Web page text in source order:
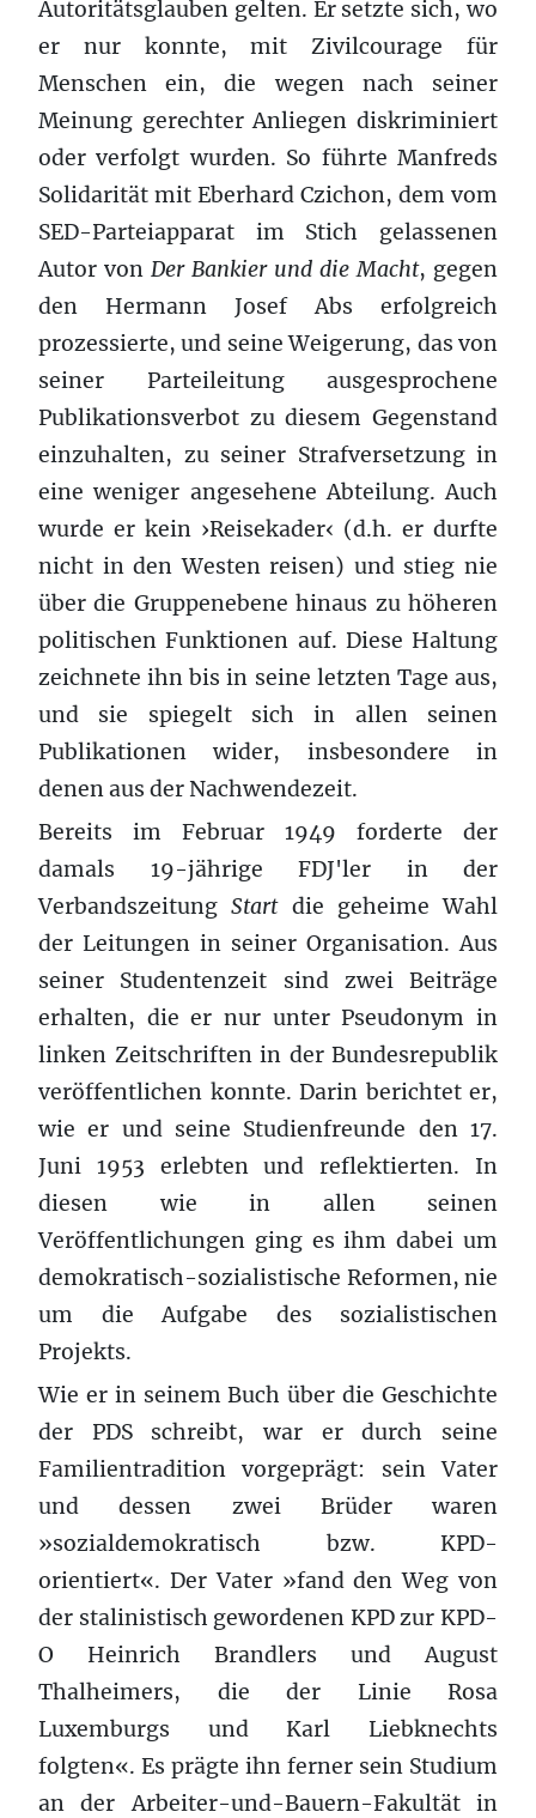
Autoritätsglauben gelten. Er setzte sich, wo
er nur konnte, mit Zivilcourage für
Menschen ein, die wegen nach seiner
Meinung gerechter Anliegen diskriminiert
oder verfolgt wurden. So führte Manfreds
Solidarität mit Eberhard Czichon, dem vom
SED-Parteiapparat im Stich gelassenen
Autor von Der Bankier und die Macht, gegen
den Hermann Josef Abs erfolgreich
prozessierte, und seine Weigerung, das von
seiner Parteileitung ausgesprochene
Publikationsverbot zu diesem Gegenstand
einzuhalten, zu seiner Strafversetzung in
eine weniger angesehene Abteilung. Auch
wurde er kein ›Reisekader‹ (d.h. er durfte
nicht in den Westen reisen) und stieg nie
über die Gruppenebene hinaus zu höheren
politischen Funktionen auf. Diese Haltung
zeichnete ihn bis in seine letzten Tage aus,
und sie spiegelt sich in allen seinen
Publikationen wider, insbesondere in
denen aus der Nachwendezeit.
Bereits im Februar 1949 forderte der
damals 19-jährige FDJ'ler in der
VerbandszeitungStartdie geheime Wahl
der Leitungen in seiner Organisation. Aus
seiner Studentenzeit sind zwei Beiträge
erhalten, die er nur unter Pseudonym in
linken Zeitschriften in der Bundesrepublik
veröffentlichen konnte. Darin berichtet er,
wie er und seine Studienfreunde den 17.
Juni 1953 erlebten und reflektierten. In
diesen wie in allen seinen
Veröffentlichungen ging es ihm dabei um
demokratisch-sozialistische Reformen, nie
um die Aufgabe des sozialistischen
Projekts.
Wie er in seinem Buch über die Geschichte
der PDS schreibt, war er durch seine
Familientradition vorgeprägt: sein Vater
und dessen zwei Brüder waren
»sozialdemokratisch bzw. KPD-
orientiert«. Der Vater »fand den Weg von
der stalinistisch gewordenen KPD zur KPD-
O Heinrich Brandlers und August
Thalheimers, die der Linie Rosa
Luxemburgs und Karl Liebknechts
folgten«. Es prägte ihn ferner sein Studium
an der Arbeiter-und-Bauern-Fakultät in